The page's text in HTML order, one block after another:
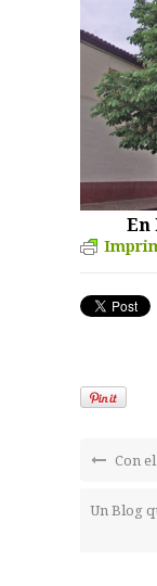
En
Con
Un Blog